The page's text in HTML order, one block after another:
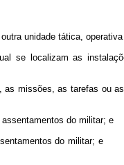
unidade tática,
se localizam as
as missões, as tarefas
assentamentos do militar; e
do militar;